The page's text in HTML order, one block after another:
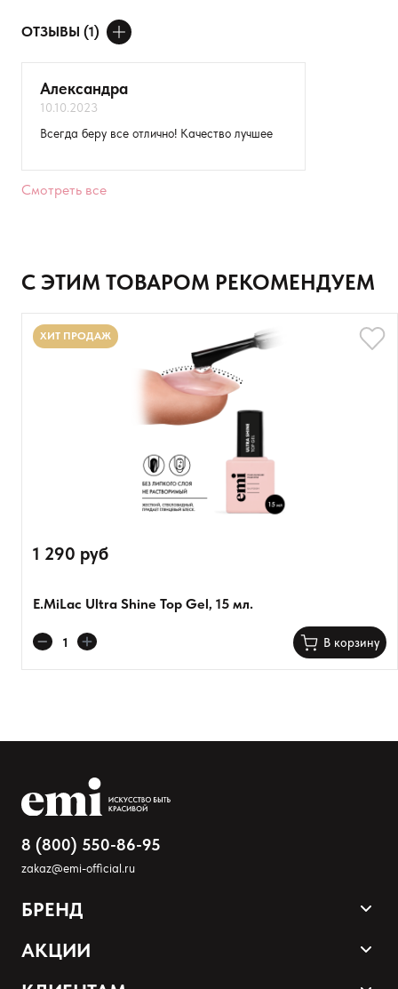
ОТЗЫВЫ (1)
ДОБАВИТЬ ОТЗЫВ
Ваше имя
Оставить анонимно
Добавьте фото
Добавить отзыв
Александра
10.10.2023
Всегда беру все отлично! Качество лучшее
Смотреть все
С ЭТИМ ТОВАРОМ РЕКОМЕНДУЕМ
ХИТ ПРОДАЖ
1 290 руб
E.MiLac Ultra Shine Top Gel, 15 мл.
В корзину
8 (800) 550-86-95
zakaz@emi-official.ru
БРЕНД
Продукция
АКЦИИ
Sale